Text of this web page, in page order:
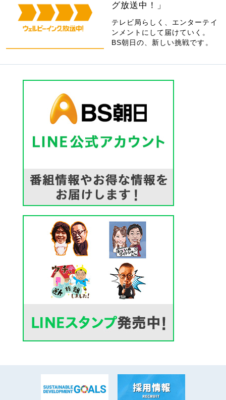
グ放送中！」
テレビ局らしく、エンターテイ
ンメントにして届けていく。
BS朝日の、新しい挑戦です。